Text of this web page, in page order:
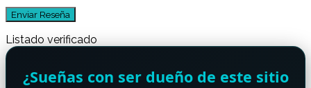
Listado verificado
¿Sueñas con ser dueño de este sitio